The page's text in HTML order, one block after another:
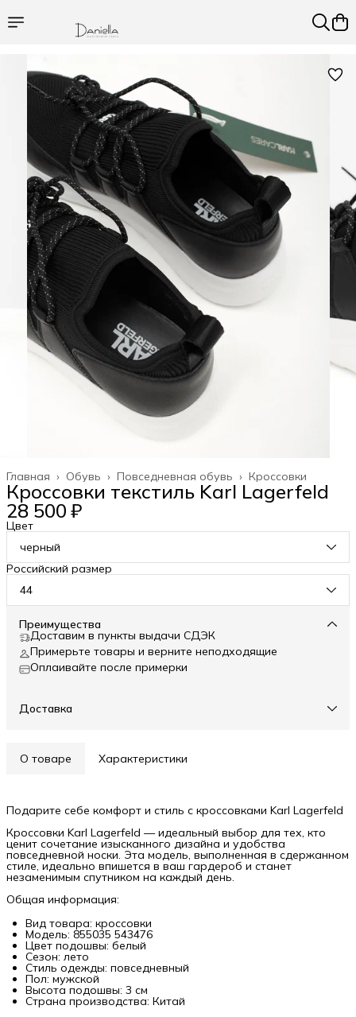
Кроссовки
Повседневная обувь ›
Обувь ›
Главная ›
Кроссовки текстиль Karl Lagerfeld
28 500 ₽
Цвет
черный
Российский размер
44
Преимущества
Доставим в пункты выдачи СДЭК
Примерьте товары и верните неподходящие
Оплаивайте после примерки
Доставка
О товаре Характеристики
Подарите себе комфорт и стиль с кроссовками Karl Lagerfeld
Кроссовки Karl Lagerfeld — идеальный выбор для тех, кто
ценит сочетание изысканного дизайна и удобства
повседневной носки. Эта модель, выполненная в сдержанном
стиле, идеально впишется в ваш гардероб и станет
незаменимым спутником на каждый день.
Общая информация:
Вид товара: кроссовки
Модель: 855035 543476
Цвет подошвы: белый
Сезон: лето
Стиль одежды: повседневный
Пол: мужской
Высота подошвы: 3 см
Страна производства: Китай